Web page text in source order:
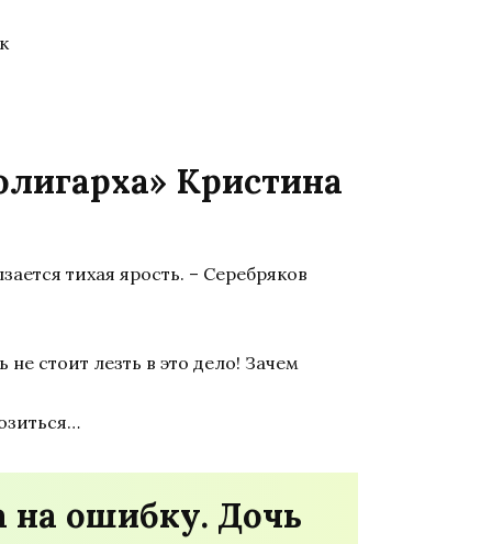
Кристина
тихая ярость. – Серебряков
стоит лезть в это дело! Зачем
на ошибку. Дочь